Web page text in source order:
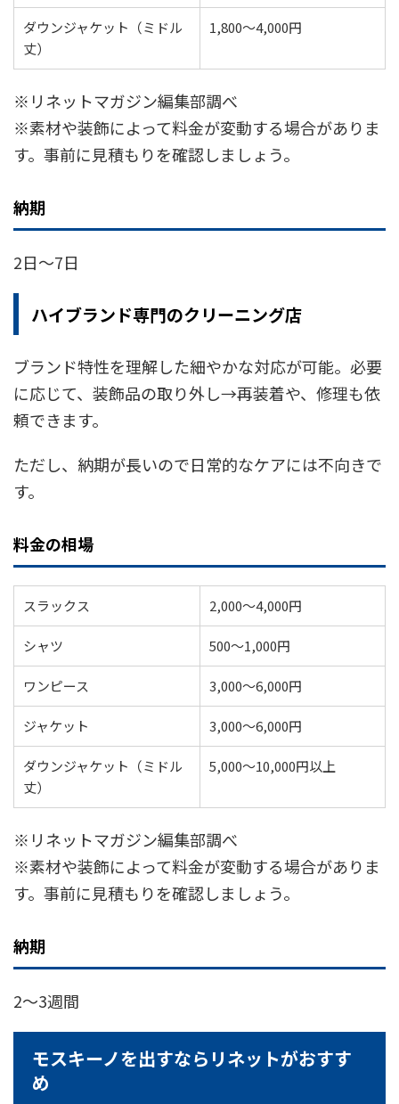
ダウンジャケット（ミドル
丈）
1,800〜4,000円
※リネットマガジン編集部調べ
※素材や装飾によって料金が変動する場合がありま
す。事前に見積もりを確認しましょう。
納期
2日〜7日
ハイブランド専門のクリーニング店
ブランド特性を理解した細やかな対応が可能。必要
に応じて、装飾品の取り外し→再装着や、修理も依
頼できます。
ただし、納期が長いので日常的なケアには不向きで
す。
料金の相場
スラックス 2,000〜4,000円
シャツ 500〜1,000円
ワンピース 3,000〜6,000円
ジャケット 3,000〜6,000円
ダウンジャケット（ミドル
丈）
5,000〜10,000円以上
※リネットマガジン編集部調べ
※素材や装飾によって料金が変動する場合がありま
す。事前に見積もりを確認しましょう。
納期
2〜3週間
モスキーノを出すならリネットがおすす
め